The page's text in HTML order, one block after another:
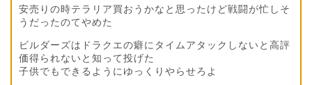
安売りの時テラリア買おうかなと思ったけど戦闘が忙しそ
うだったのてやめた
ビルダーズはドラクエの癖にタイムアタックしないと高評
価得られないと知って投げた
子供でもできるようにゆっくりやらせろよ